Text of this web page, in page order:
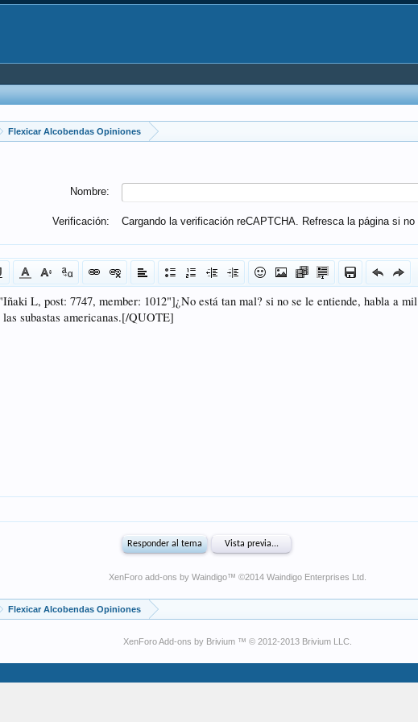
Flexicar Alcobendas Opiniones
Nombre:
Verificación: Cargando la verificación reCAPTCHA. Refresca la página si no
XenForo add-ons by Waindigo™ ©2014 Waindigo Enterprises Ltd
Flexicar Alcobendas Opiniones
XenForo Add-ons by Brivium ™ © 2012-2013 Brivium LLC.